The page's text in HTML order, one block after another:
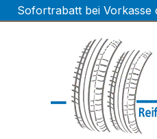
Zum Hauptinhalt springen
Sofortrabatt bei Vorkasse